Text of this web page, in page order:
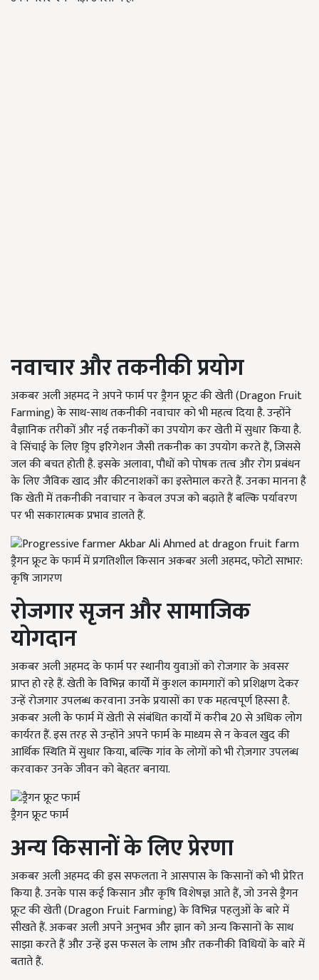
नवाचार और तकनीकी प्रयोग
अकबर अली अहमद ने अपने फार्म पर ड्रैगन फ्रूट की खेती (Dragon Fruit
Farming) के साथ-साथ तकनीकी नवाचार को भी महत्व दिया है. उन्होंने
वैज्ञानिक तरीकों और नई तकनीकों का उपयोग कर खेती में सुधार किया है.
वे सिंचाई के लिए ड्रिप इरिगेशन जैसी तकनीक का उपयोग करते हैं, जिससे
जल की बचत होती है. इसके अलावा, पौधों को पोषक तत्व और रोग प्रबंधन
के लिए जैविक खाद और कीटनाशकों का इस्तेमाल करते हैं. उनका मानना है
कि खेती में तकनीकी नवाचार न केवल उपज को बढ़ाते हैं बल्कि पर्यावरण
पर भी सकारात्मक प्रभाव डालते हैं.
ड्रैगन फ्रूट के फार्म में प्रगतिशील किसान अकबर अली अहमद, फोटो साभार:
कृषि जागरण
रोजगार सृजन और सामाजिक
योगदान
अकबर अली अहमद के फार्म पर स्थानीय युवाओं को रोजगार के अवसर
प्राप्त हो रहे हैं. खेती के विभिन्न कार्यों में कुशल कामगारों को प्रशिक्षण देकर
उन्हें रोजगार उपलब्ध करवाना उनके प्रयासों का एक महत्वपूर्ण हिस्सा है.
अकबर अली के फार्म में खेती से संबंधित कार्यों में करीब 20 से अधिक लोग
कार्यरत हैं. इस तरह से उन्होंने अपने फार्म के माध्यम से न केवल खुद की
आर्थिक स्थिति में सुधार किया, बल्कि गांव के लोगों को भी रोज़गार उपलब्ध
करवाकर उनके जीवन को बेहतर बनाया.
ड्रैगन फ्रूट फार्म
अन्य किसानों के लिए प्रेरणा
अकबर अली अहमद की इस सफलता ने आसपास के किसानों को भी प्रेरित
किया है. उनके पास कई किसान और कृषि विशेषज्ञ आते हैं, जो उनसे ड्रैगन
फ्रूट की खेती (Dragon Fruit Farming) के विभिन्न पहलुओं के बारे में
सीखते हैं. अकबर अली अपने अनुभव और ज्ञान को अन्य किसानों के साथ
साझा करते हैं और उन्हें इस फसल के लाभ और तकनीकी विधियों के बारे में
बताते हैं.